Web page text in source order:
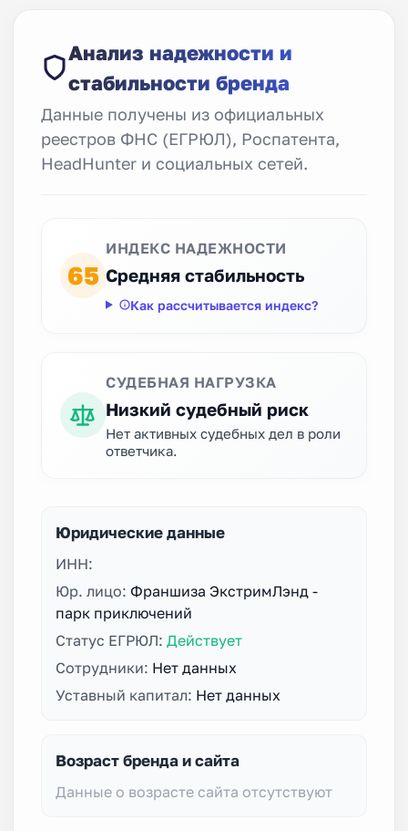
Анализ надежности и
стабильности бренда
Данные получены из официальных
реестров ФНС (ЕГРЮЛ), Роспатента,
HeadHunter и социальных сетей.
65
ИНДЕКС НАДЕЖНОСТИ
Средняя стабильность
Как рассчитывается индекс?
СУДЕБНАЯ НАГРУЗКА
Низкий судебный риск
Нет активных судебных дел в роли
ответчика.
Юридические данные
ИНН:
Юр. лицо: Франшиза ЭкстримЛэнд -
парк приключений
Статус ЕГРЮЛ: Действует
Сотрудники: Нет данных
Уставный капитал: Нет данных
Возраст бренда и сайта
Данные о возрасте сайта отсутствуют